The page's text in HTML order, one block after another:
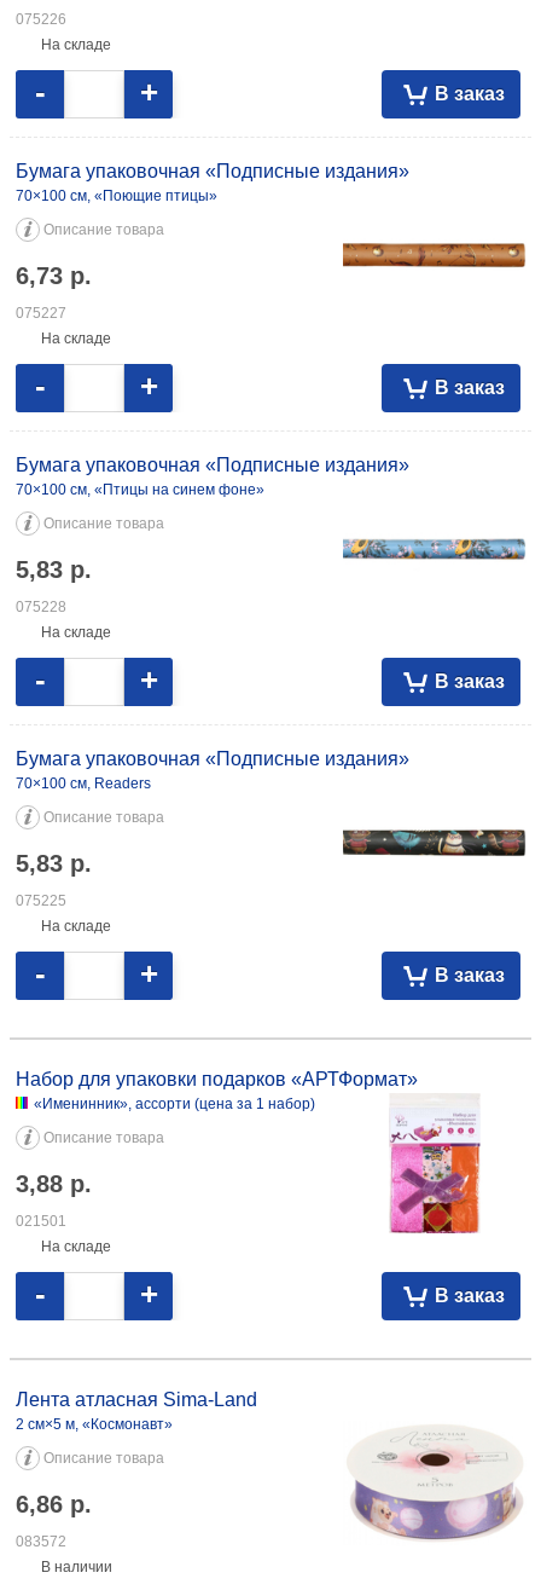
075226
На складе
В заказ
- +
Бумага упаковочная «Подписные издания»
70×100 см, «Поющие птицы»
Описание товара
6,73 р.
075227
На складе
В заказ
- +
Бумага упаковочная «Подписные издания»
70×100 см, «Птицы на синем фоне»
Описание товара
5,83 р.
075228
На складе
В заказ
- +
Бумага упаковочная «Подписные издания»
70×100 см, Readers
Описание товара
5,83 р.
075225
На складе
В заказ
- +
3,88 021501
Набор для упаковки подарков «АРТФормат»
«Именинник», ассорти (цена за 1 набор)
Описание товара
3,88 р.
021501
На складе
В заказ
- +
Лента атласная Sima-Land
2 см×5 м, «Космонавт»
Описание товара
6,86 р.
083572
В наличии